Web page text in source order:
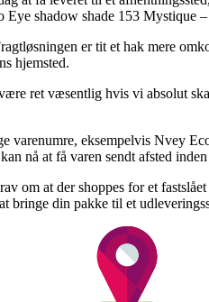
Eye shadow shade 153 Mystique
er tit et hak mere
hjemsted.
ret væsentlig hvis vi absolut
varenumre, eksempelvis Nvey
nå at få varen sendt afsted
at der shoppes for et
bringe din pakke til et